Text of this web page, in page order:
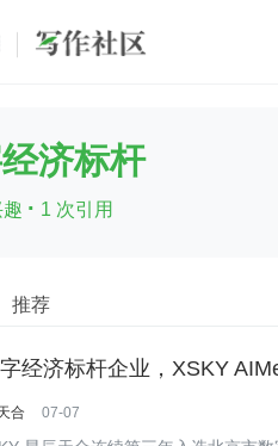
AI 大数据
济标杆
· 1 次引用
推荐
经济标杆企业，XSKY
合 07-07